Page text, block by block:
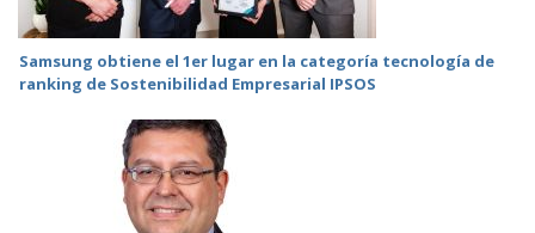
Samsung obtiene el 1er lugar en la categoría tecnología de
ranking de Sostenibilidad Empresarial IPSOS